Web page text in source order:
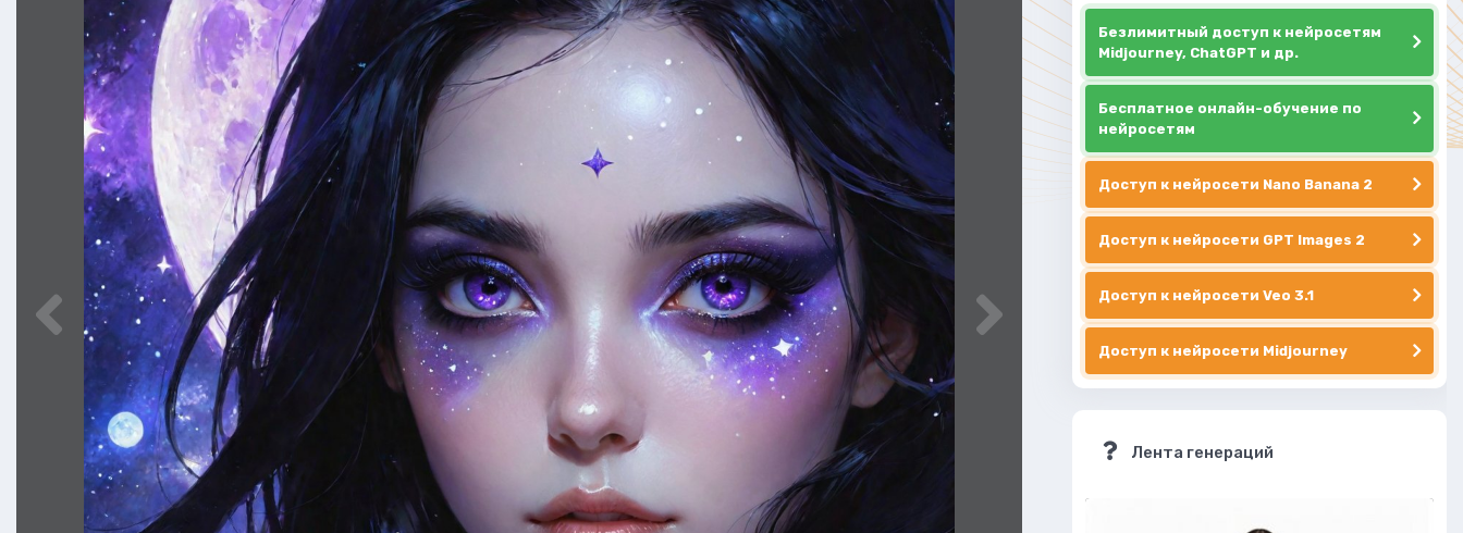
Безлимитный доступ к нейросетям
Midjourney, ChatGPT и др.
Бесплатное онлайн-обучение по
нейросетям
Доступ к нейросети Nano Banana 2
Доступ к нейросети GPT Images 2
Доступ к нейросети Veo 3.1
Доступ к нейросети Midjourney
Лента генераций